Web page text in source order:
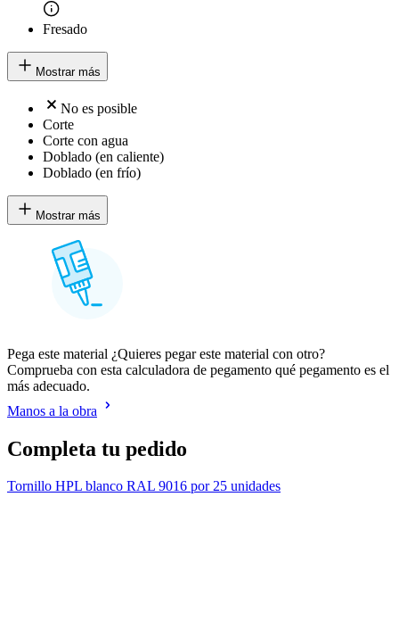
Fresado
Mostrar más
No es posible
Corte
Corte con agua
Doblado (en caliente)
Doblado (en frío)
Mostrar más
Pega este material ¿Quieres pegar este material con otro?
Comprueba con esta calculadora de pegamento qué pegamento es el
más adecuado.
Manos a la obra
Completa tu pedido
Tornillo HPL blanco RAL 9016 por 25 unidades